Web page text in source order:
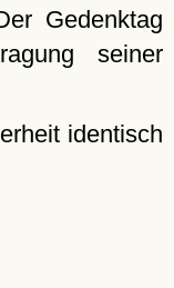
Gedenktag
seiner
identisch